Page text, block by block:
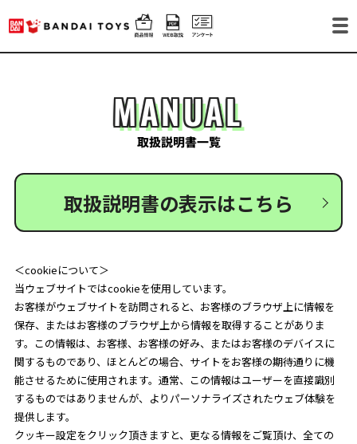
MANUAL
取扱説明書一覧
取扱説明書の表示はこちら
＜cookieについて＞
当ウェブサイトではcookieを使用しています。
お客様がウェブサイトを訪問されると、お客様のブラウザ上に情報を
保存、またはお客様のブラウザ上から情報を取得することがありま
す。この情報は、お客様、お客様の好み、またはお客様のデバイスに
関するものであり、ほとんどの場合、サイトをお客様の期待通りに機
能させるために使用されます。通常、この情報はユーザーを直接識別
するものではありませんが、よりパーソナライズされたウェブ体験を
提供します。
クッキー設定をクリック頂きますと、更なる情報をご覧頂け、全ての